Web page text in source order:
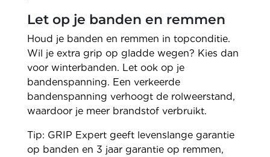
Let op je banden en remmen
Houd je banden en remmen in topconditie.
Wil je extra grip op gladde wegen? Kies dan
voor winterbanden. Let ook op je
bandenspanning. Een verkeerde
bandenspanning verhoogt de rolweerstand,
waardoor je meer brandstof verbruikt.
Tip: GRIP Expert geeft levenslange garantie
op banden en 3 jaar garantie op remmen,